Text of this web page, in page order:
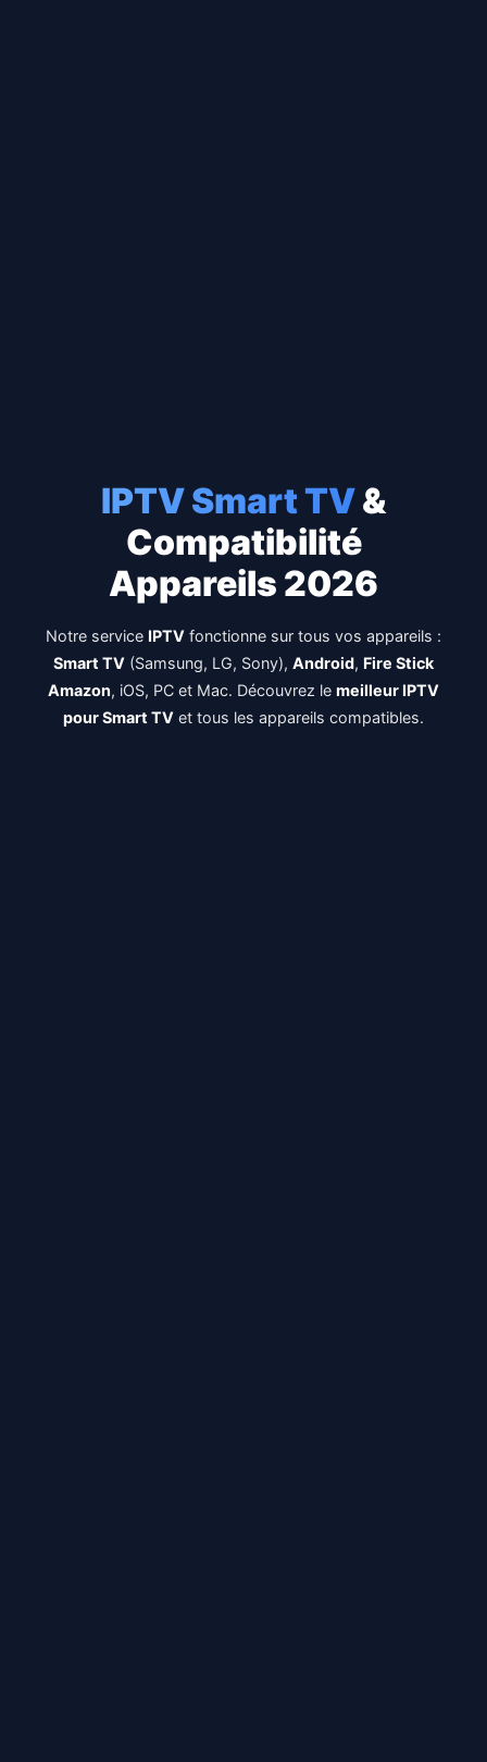
IPTV Smart TV&
Compatibilité
Appareils 2026
Notre service IPTV fonctionne sur tous vos appareils :
Smart TV (Samsung, LG, Sony), Android, Fire Stick
Amazon, iOS, PC et Mac. Découvrez le meilleur IPTV
pour Smart TV et tous les appareils compatibles.